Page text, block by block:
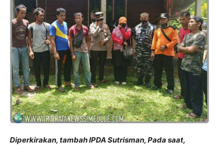
Diperkirakan, tambah IPDA Sutrisman, Pada saat,